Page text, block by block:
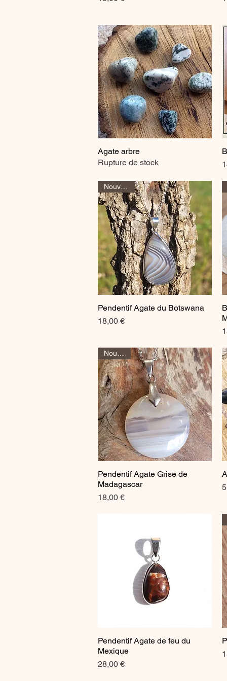
Aperçu rapide
Agate arbre
Rupture de stock
Aperçu rapide
Pendentif Agate du Botswana
Prix
18,00 €
Aperçu rapide
Pendentif Agate Grise de
Madagascar
Prix
18,00 €
Aperçu rapide
Pendentif Agate de feu du
Mexique
Prix
28,00 €